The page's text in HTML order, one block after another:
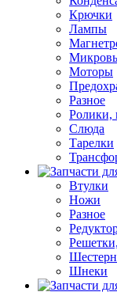
Крючки
Лампы
Моторы
Разное
Ролики,
Слюда
Тарелки
Втулки
Ножи
Разное
Шнеки